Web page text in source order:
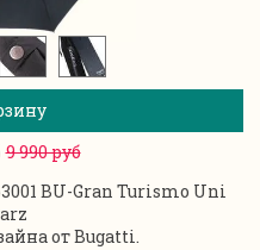
9 990 руб
BU-Gran Turismo Uni
от Bugatti.